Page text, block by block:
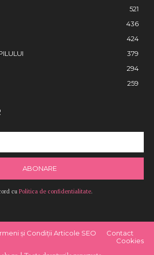
521
436
424
379
294
259
ABONARE
cu Politica de confidentialitate.
și Condiții Articole SEO
Contact
Cookies